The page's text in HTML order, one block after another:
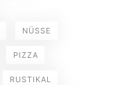
NÜSSE
PIZZA
RUSTIKAL